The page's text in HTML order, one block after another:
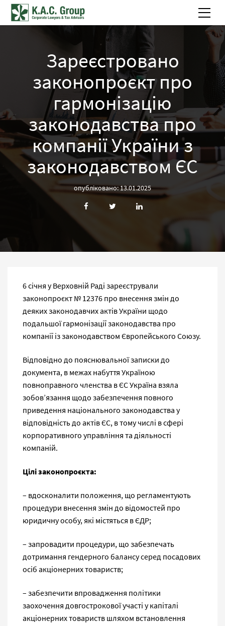
Зареєстровано
законопроєкт про
гармонізацію
законодавства про
компанії України з
законодавством ЄС
опубліковано: 13.01.2025
6 січня у Верховній Раді зареєстрували
законопроєкт № 12376 про внесення змін до
деяких законодавчих актів України щодо
подальшої гармонізації законодавства про
компанії із законодавством Європейського Союзу.
Відповідно до пояснювальної записки до
документа, в межах набуття Україною
повноправного членства в ЄС Україна взяла
зобов’язання щодо забезпечення повного
приведення національного законодавства у
відповідність до актів ЄС, в тому числі в сфері
корпоративного управління та діяльності
компаній.
Цілі законопроєкта:
– вдосконалити положення, що регламентують
процедури внесення змін до відомостей про
юридичну особу, які містяться в ЄДР;
– запровадити процедури, що забезпечать
дотримання гендерного балансу серед посадових
осіб акціонерних товариств;
– забезпечити впровадження політики
заохочення довгострокової участі у капіталі
акціонерних товариств шляхом встановлення